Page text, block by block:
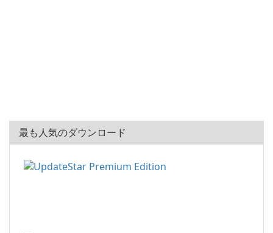
最も人気のダウンロード